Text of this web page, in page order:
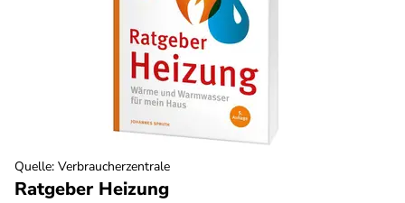
Ratgeber Heizung
Quelle: Verbraucherzentrale